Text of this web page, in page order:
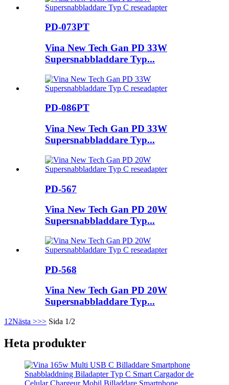
PD-073PT
Vina New Tech Gan PD 33W
Supersnabbladdare Typ...
PD-086PT
Vina New Tech Gan PD 33W
Supersnabbladdare Typ...
PD-567
Vina New Tech Gan PD 20W
Supersnabbladdare Typ...
PD-568
Vina New Tech Gan PD 20W
Supersnabbladdare Typ...
1 2Nästa >>> Sida 1/2
Heta produkter